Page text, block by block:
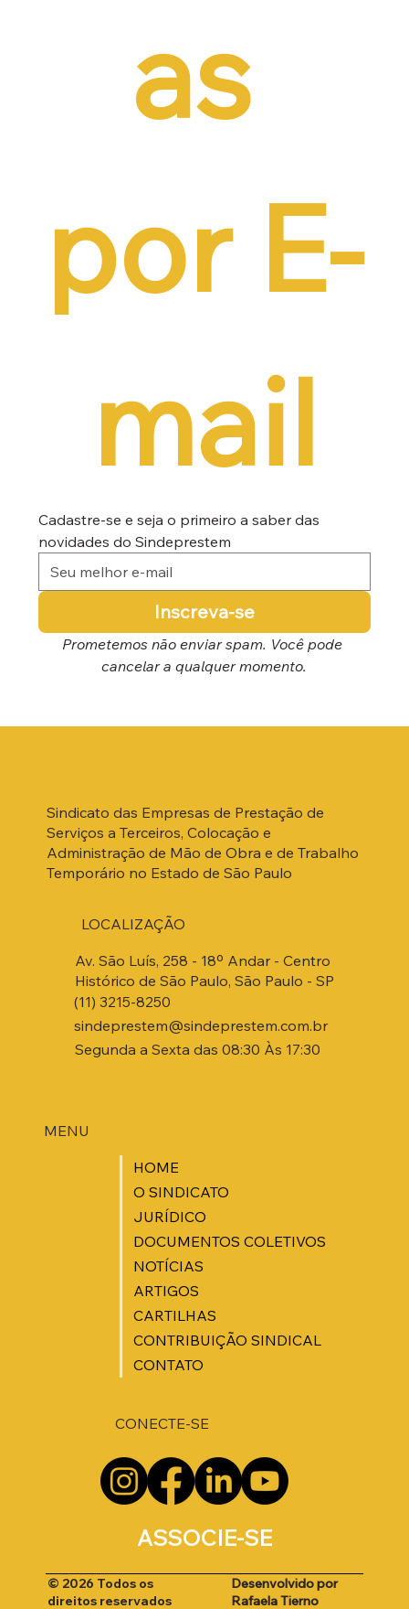
as
por E-
mail
Cadastre-se e seja o primeiro a saber das
novidades do Sindeprestem
Inscreva-se
Prometemos não enviar spam. Você pode
cancelar a qualquer momento.
Sindicato das Empresas de Prestação de
Serviços a Terceiros, Colocação e
Administração de Mão de Obra e de Trabalho
Temporário no Estado de São Paulo
MENU
HOME
O SINDICATO
JURÍDICO
DOCUMENTOS COLETIVOS
NOTÍCIAS
ARTIGOS
CARTILHAS
CONTRIBUIÇÃO SINDICAL
CONTATO
Av. São Luís, 258 - 18º Andar - Centro
Histórico de São Paulo, São Paulo - SP
(11) 3215-8250
sindeprestem@sindeprestem.com.br
Segunda a Sexta das 08:30 Às 17:30
LOCALIZAÇÃO
ASSOCIE-SE
CONECTE-SE
© 2026 Todos os
direitos reservados
Desenvolvido por
Rafaela Tierno